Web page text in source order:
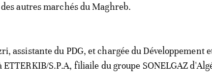
autres marchés du Maghreb.
assistante du PDG, et chargée du Développement
S.P.A, filiaile du groupe SONELGAZ